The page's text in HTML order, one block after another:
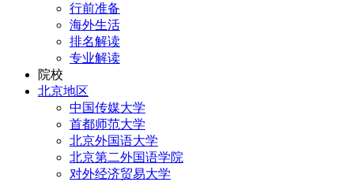
行前准备
海外生活
排名解读
专业解读
院校
北京地区
中国传媒大学
首都师范大学
北京外国语大学
北京第二外国语学院
对外经济贸易大学